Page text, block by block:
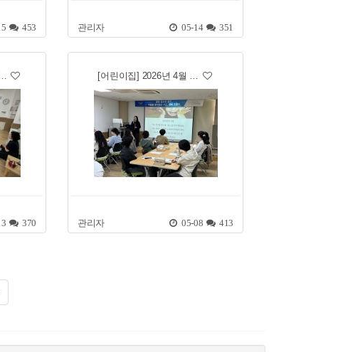
453 관리자 05-14 351
370
[어린이집] 2026년 4월 …
관리자 05-08 413